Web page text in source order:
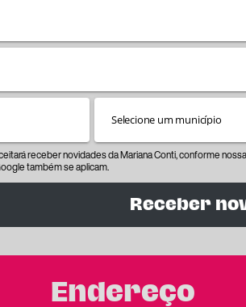
receber novidades da Mariana Conti, conforme nossa
também se aplicam.
Receber
Endereço